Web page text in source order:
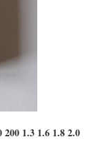
1.3 1.6 1.8 2.0